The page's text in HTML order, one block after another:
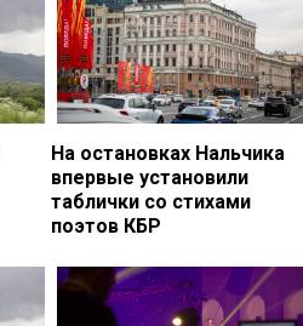
На остановках Нальчика
впервые установили
таблички со стихами
поэтов КБР